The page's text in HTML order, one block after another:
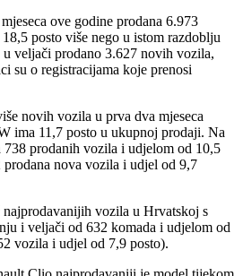
ove godine prodana 6.973
posto više nego u istom razdoblju
veljači prodano 3.627 novih vozila,
su o registracijama koje prenosi
novih vozila u prva dva mjeseca
ima 11,7 posto u ukupnoj prodaji. Na
738 prodanih vozila i udjelom od 10,5
nova vozila i udjel od 9,7
vozila u Hrvatskoj s
i veljači od 632 komada i udjelom od
vozila i udjel od 7,9 posto).